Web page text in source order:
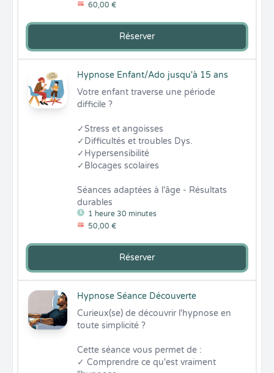
60,00 €
Réserver
Hypnose Enfant/Ado jusqu'à 15 ans
1 heure 30 minutes
50,00 €
Votre enfant traverse une période
difficile ?
✓Stress et angoisses
✓Difficultés et troubles Dys.
✓Hypersensibilité
✓Blocages scolaires
Séances adaptées à l'âge - Résultats
durables
Réserver
Hypnose Séance Découverte
Curieux(se) de découvrir l'hypnose en
toute simplicité ?
Cette séance vous permet de :
✓ Comprendre ce qu'est vraiment